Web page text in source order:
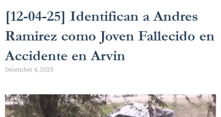
[12-04-25] Identifican a Andres
Ramirez como Joven Fallecido en
Accidente en Arvin
December 4, 2025